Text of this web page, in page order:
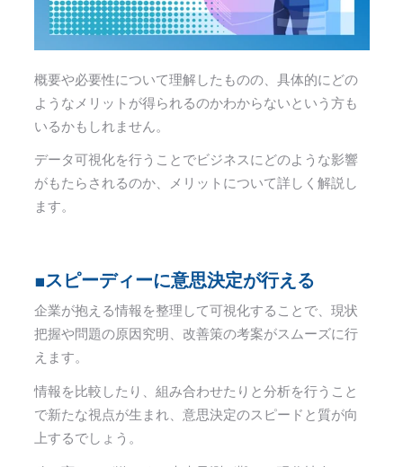
概要や必要性について理解したものの、具体的にどの
ようなメリットが得られるのかわからないという方も
いるかもしれません。
データ可視化を行うことでビジネスにどのような影響
がもたらされるのか、メリットについて詳しく解説し
ます。
■スピーディーに意思決定が行える
企業が抱える情報を整理して可視化することで、現状
把握や問題の原因究明、改善策の考案がスムーズに行
えます。
情報を比較したり、組み合わせたりと分析を行うこと
で新たな視点が生まれ、意思決定のスピードと質が向
上するでしょう。